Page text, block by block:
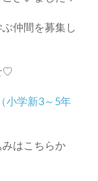
仲間を募集し
♡
小学新3～5年
はこちらか